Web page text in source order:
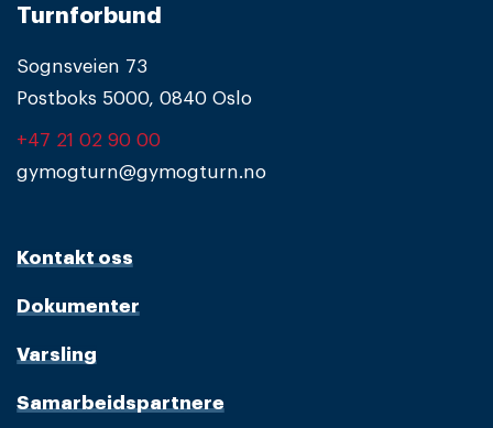
Turnforbund
Sognsveien 73
Postboks 5000, 0840 Oslo
+47 21 02 90 00
gymogturn@gymogturn.no
Kontakt oss
Dokumenter
Varsling
Samarbeidspartnere